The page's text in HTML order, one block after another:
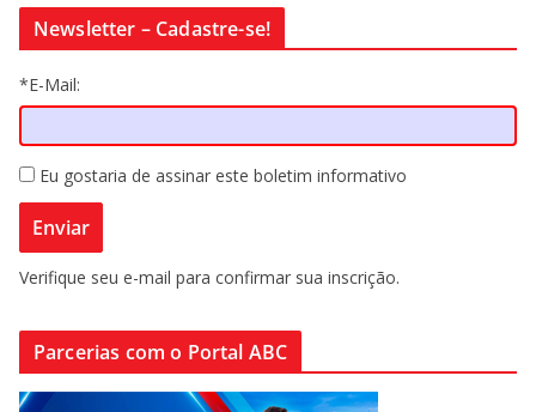
Newsletter – Cadastre-se!
*E-Mail:
Eu gostaria de assinar este boletim informativo
Verifique seu e-mail para confirmar sua inscrição.
Parcerias com o Portal ABC